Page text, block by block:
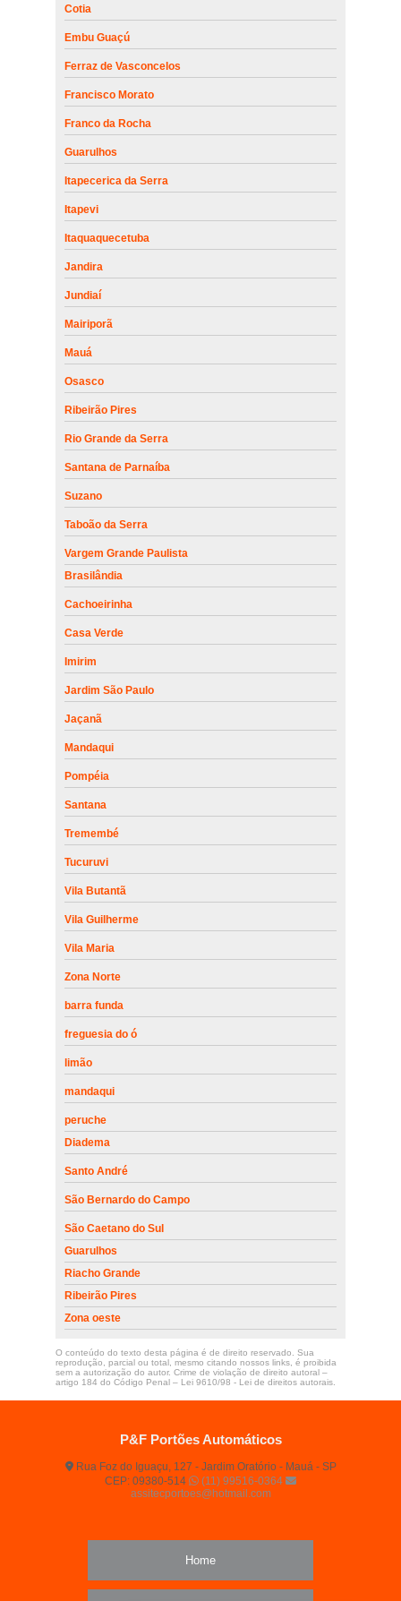
Cotia
Embu Guaçú
Ferraz de Vasconcelos
Francisco Morato
Franco da Rocha
Guarulhos
Itapecerica da Serra
Itapevi
Itaquaquecetuba
Jandira
Jundiaí
Mairiporã
Mauá
Osasco
Ribeirão Pires
Rio Grande da Serra
Santana de Parnaíba
Suzano
Taboão da Serra
Vargem Grande Paulista
Brasilândia
Cachoeirinha
Casa Verde
Imirim
Jardim São Paulo
Jaçanã
Mandaqui
Pompéia
Santana
Tremembé
Tucuruvi
Vila Butantã
Vila Guilherme
Vila Maria
Zona Norte
barra funda
freguesia do ó
limão
mandaqui
peruche
Diadema
Santo André
São Bernardo do Campo
São Caetano do Sul
Guarulhos
Riacho Grande
Ribeirão Pires
Zona oeste
O conteúdo do texto desta página é de direito reservado. Sua
reprodução, parcial ou total, mesmo citando nossos links, é proibida
sem a autorização do autor. Crime de violação de direito autoral –
artigo 184 do Código Penal – Lei 9610/98 - Lei de direitos autorais.
P&F Portões Automáticos
Rua Foz do Iguaçu, 127 - Jardim Oratório - Mauá - SP
CEP: 09380-514
(11) 99516-0364
assitecportoes@hotmail.com
Home